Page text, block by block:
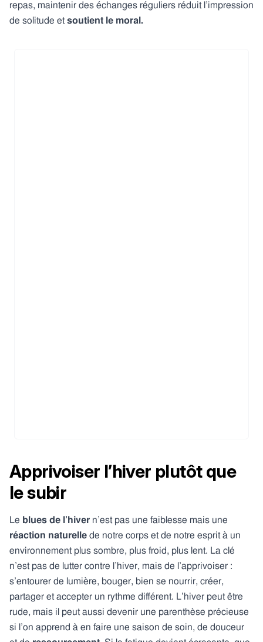
repas, maintenir des échanges réguliers réduit l’impression
de solitude etsoutient le moral.
Apprivoiser l’hiver plutôt que
le subir
Le blues de l’hiver n’est pas une faiblesse mais une
réaction naturelle de notre corps et de notre esprit à un
environnement plus sombre, plus froid, plus lent. La clé
n’est pas de lutter contre l’hiver, mais de l’apprivoiser :
s’entourer de lumière, bouger, bien se nourrir, créer,
partager et accepter un rythme différent. L’hiver peut être
rude, mais il peut aussi devenir une parenthèse précieuse
si l’on apprend à en faire une saison de soin, de douceur